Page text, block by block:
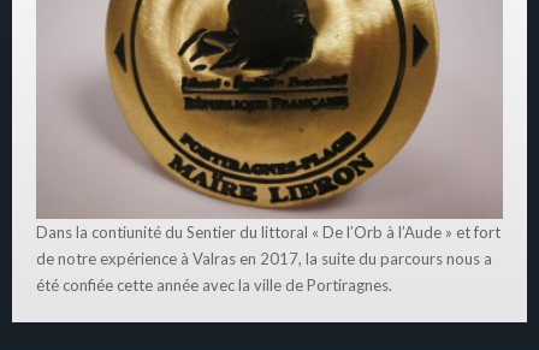
Dans la contiunité du Sentier du littoral « De l’Orb à l’Aude » et fort
de notre expérience à Valras en 2017, la suite du parcours nous a
été confiée cette année avec la ville de Portiragnes.